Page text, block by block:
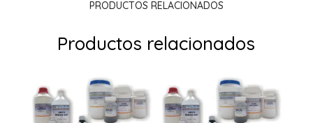
PRODUCTOS RELACIONADOS
Productos relacionados